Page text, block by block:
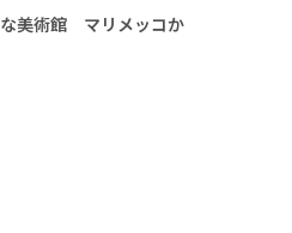
美術館 マリメッコか